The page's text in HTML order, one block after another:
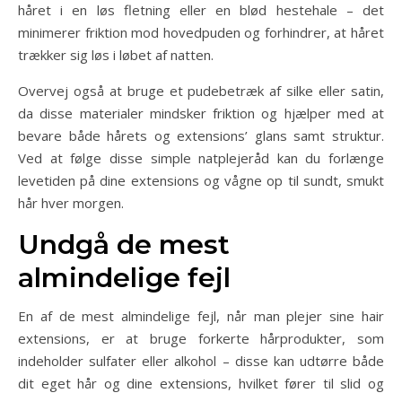
håret i en løs fletning eller en blød hestehale – det
minimerer friktion mod hovedpuden og forhindrer, at håret
trækker sig løs i løbet af natten.
Overvej også at bruge et pudebetræk af silke eller satin,
da disse materialer mindsker friktion og hjælper med at
bevare både hårets og extensions’ glans samt struktur.
Ved at følge disse simple natplejeråd kan du forlænge
levetiden på dine extensions og vågne op til sundt, smukt
hår hver morgen.
Undgå de mest
almindelige fejl
En af de mest almindelige fejl, når man plejer sine hair
extensions, er at bruge forkerte hårprodukter, som
indeholder sulfater eller alkohol – disse kan udtørre både
dit eget hår og dine extensions, hvilket fører til slid og